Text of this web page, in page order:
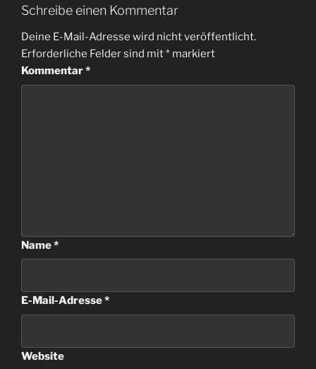
Schreibe einen Kommentar
Deine E-Mail-Adresse wird nicht veröffentlicht.
Erforderliche Felder sind mit* markiert
Kommentar*
Name*
E-Mail-Adresse*
Website